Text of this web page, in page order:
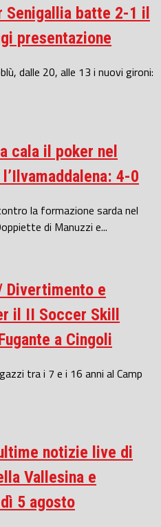
Senigallia batte 2-1 il
presentazione
dalle 20, alle 13 i nuovi gironi:
cala il poker nel
4-0
la formazione sarda nel
di Manuzzi e...
Divertimento e
il II Soccer Skill
a Cingoli
tra i 7 e i 16 anni al Camp
notizie live di
Vallesina e
5 agosto